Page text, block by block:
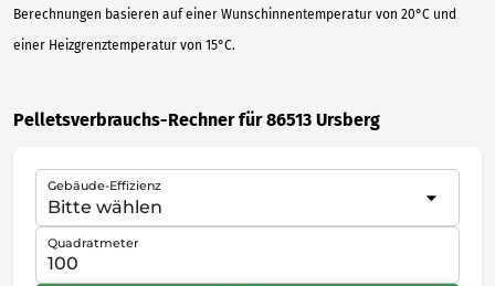
Berechnungen basieren auf einer Wunschinnentemperatur von 20°C und
einer Heizgrenztemperatur von 15°C.
Pelletsverbrauchs-Rechner für 86513 Ursberg
Gebäude-Effizienz
Quadratmeter